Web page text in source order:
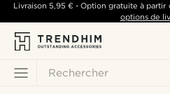
Rechercher
Livraison 5,95 €- Option gratuite à partir
options de